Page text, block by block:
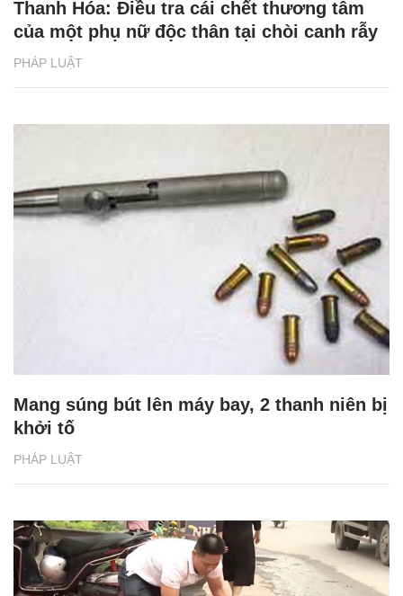
PHÁP LUẬT
Thanh Hóa: Điều tra cái chết thương tâm
của một phụ nữ độc thân tại chòi canh rẫy
PHÁP LUẬT
Mang súng bút lên máy bay, 2 thanh niên bị
khởi tố